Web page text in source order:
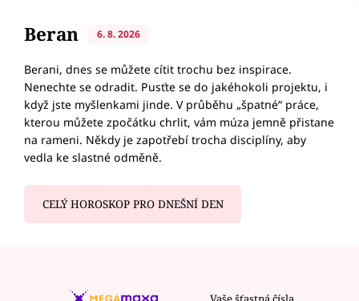
Beran 6. 8. 2026
Berani, dnes se můžete cítit trochu bez inspirace.
Nenechte se odradit. Pusťte se do jakéhokoli projektu, i
když jste myšlenkami jinde. V průběhu „špatné“ práce,
kterou můžete zpočátku chrlit, vám múza jemně přistane
na rameni. Někdy je zapotřebí trocha disciplíny, aby
vedla ke slastné odměně.
CELÝ HOROSKOP PRO DNEŠNÍ DEN